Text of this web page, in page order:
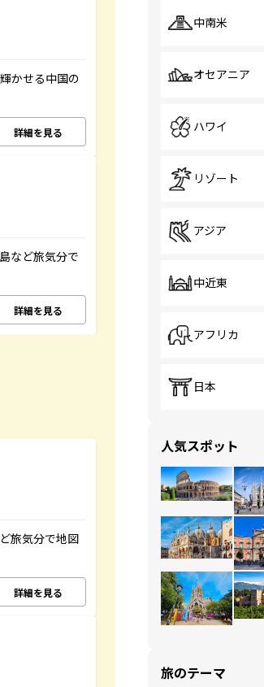
かせる中国の
詳細を見る
など旅気分で
詳細を見る
旅気分で地図
詳細を見る
中南米
オセアニア
ハワイ
リゾート
アジア
中近東
アフリカ
日本
人気スポット
旅のテーマ